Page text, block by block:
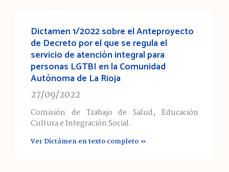
Dictamen 1/2022 sobre el Anteproyecto
de Decreto por el que se regula el
servicio de atención integral para
personas LGTBI en la Comunidad
Autónoma de La Rioja
27/09/2022
Comisión de Trabajo de Salud, Educación
Cultura e Integración Social.
Ver Dictámen en texto completo »